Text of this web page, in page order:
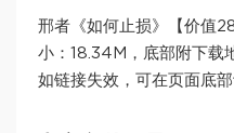
邢者《如何止损》【价值
小：18.34M，底部附下载
如链接失效，可在页面底